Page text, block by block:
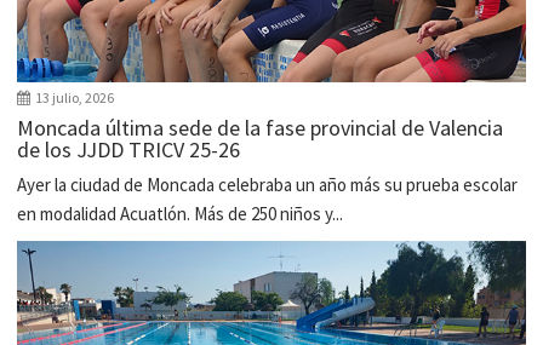
13 julio, 2026
Moncada última sede de la fase provincial de Valencia
de los JJDD TRICV 25-26
Ayer la ciudad de Moncada celebraba un año más su prueba escolar
en modalidad Acuatlón. Más de 250 niños y...